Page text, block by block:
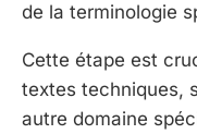
de la terminologie
Cette étape est
textes techniques,
autre domaine